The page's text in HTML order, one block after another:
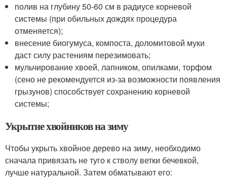
полив на глубину 50-60 см в радиусе корневой
системы (при обильных дождях процедура
отменяется);
внесение биогумуса, компоста, доломитовой муки
даст силу растениям перезимовать;
мульчирование хвоей, лапником, опилками, торфом
(сено не рекомендуется из-за возможности появления
грызунов) способствует сохранению корневой
системы;
Укрытие хвойников на зиму
Чтобы укрыть хвойное дерево на зиму, необходимо
сначала привязать не туго к стволу ветки бечевкой,
лучше натуральной. Затем обматывают его: